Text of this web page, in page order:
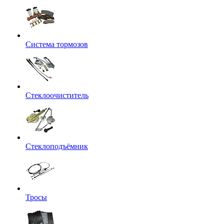
Система тормозов
Стеклоочиститель
Стеклоподъёмник
Тросы